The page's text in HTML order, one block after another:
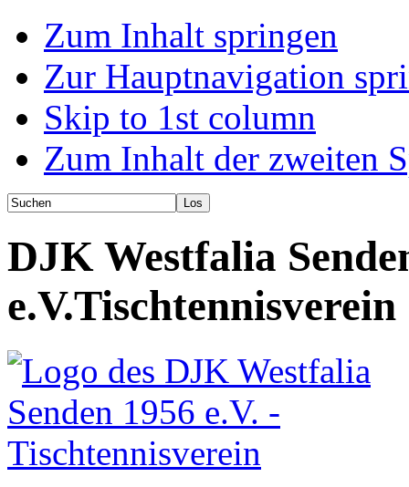
Zum Inhalt springen
Zur Hauptnavigation
Skip to 1st column
Zum Inhalt der zweiten
DJK Westfalia
e.V.Tischtennisverein